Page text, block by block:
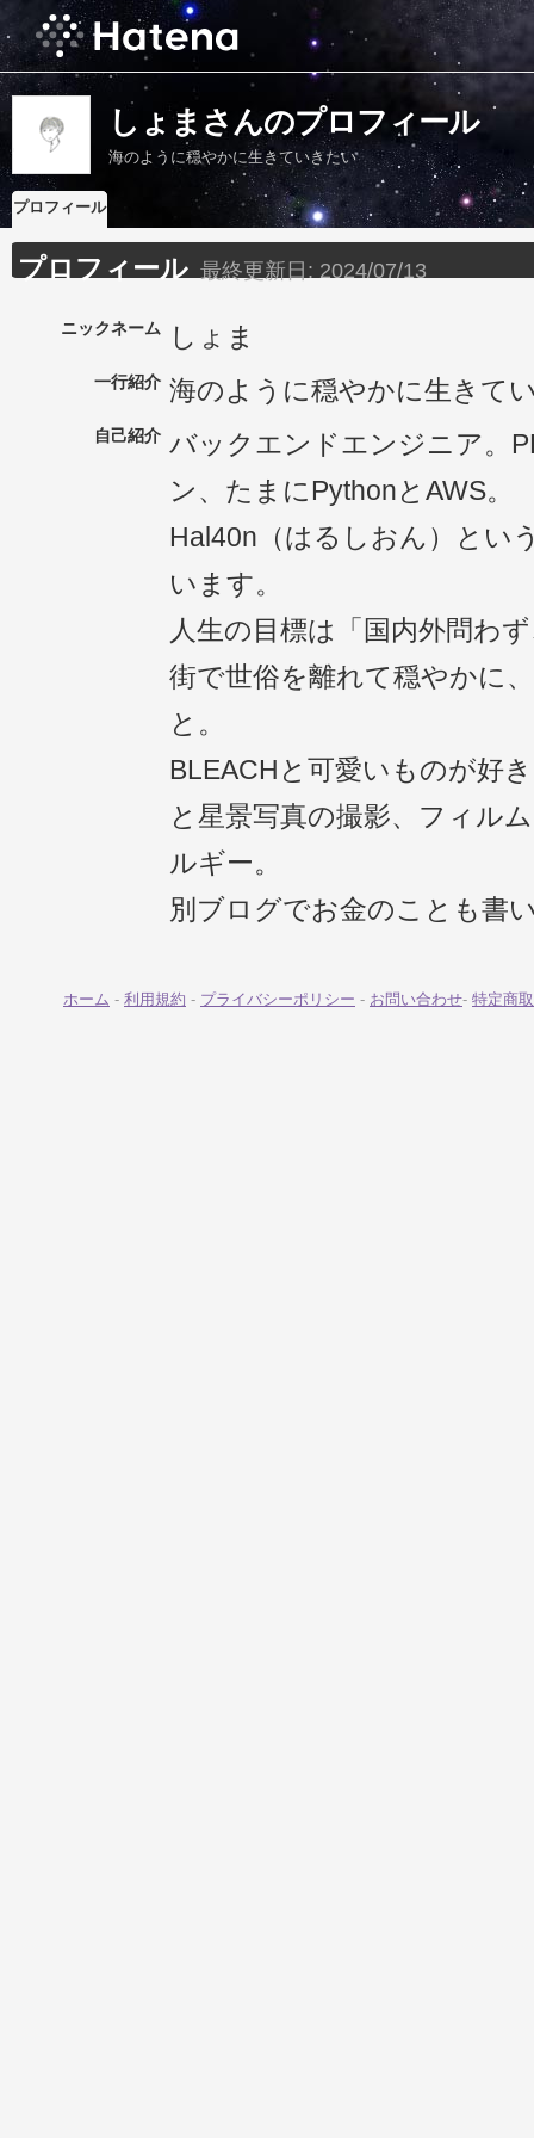
しょまさんのプロフィール
海のように穏やかに生きていきたい
プロフィール
プロフィール 最終更新日: 2024/07/13
ニックネーム しょま
一行紹介 海のように穏やかに生きて
自己紹介 バックエンドエンジニア。
ン、たまにPythonとAWS。
Hal40n（はるしおん）とい
います。
人生の目標は「国内外問わ
街で世俗を離れて穏やかに
と。
BLEACHと可愛いものが好
と星景写真の撮影、フィル
ルギー。
別ブログでお金のことも書
ホーム - 利用規約 - プライバシーポリシー - お問い合わせ- 特定商